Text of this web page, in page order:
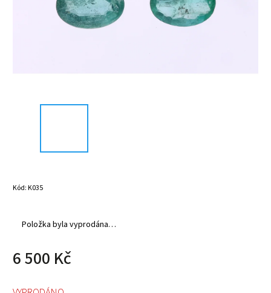
Kód:K035
Položka byla vyprodána…
6 500 Kč